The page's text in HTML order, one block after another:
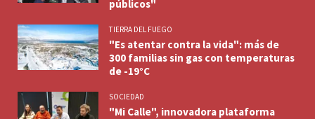
públicos"
TIERRA DEL FUEGO
"Es atentar contra la vida": más de
300 familias sin gas con temperaturas
de -19°C
SOCIEDAD
"Mi Calle", innovadora plataforma